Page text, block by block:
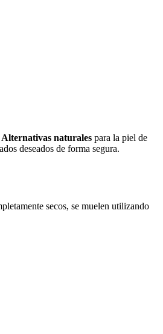
Alternativas naturales para la piel de
deseados de forma segura.
secos, se muelen utilizando